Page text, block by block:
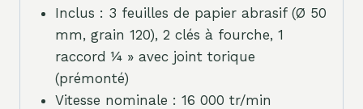
Inclus : 3 feuilles de papier abrasif (Ø 50
mm, grain 120), 2 clés à fourche, 1
raccord ¼ » avec joint torique
(prémonté)
Vitesse nominale : 16 000 tr/min